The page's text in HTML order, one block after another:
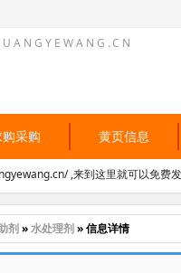
采购 黄页信息
,来到这里就可以免费
剂»水处理剂» 信息详情